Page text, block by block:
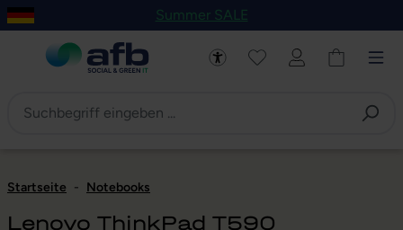
Hauptinhalt springen
Zur Navigation der B2B-Plattform springen
Summer SALE
Startseite - Notebooks
Lenovo ThinkPad T590